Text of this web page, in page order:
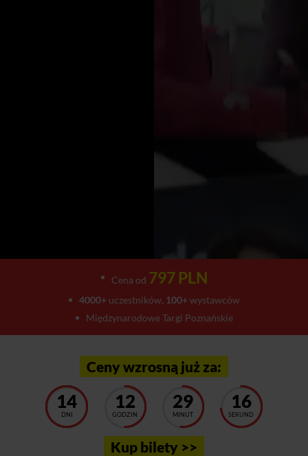
Cena od 797 PLN
4000+uczestników, 100+wystawców
Międzynarodowe Targi Poznańskie
Ceny wzrosną już za:
14
DNI
12
GODZIN
29
MINUT
12
SEKUND
Kup bilety >>